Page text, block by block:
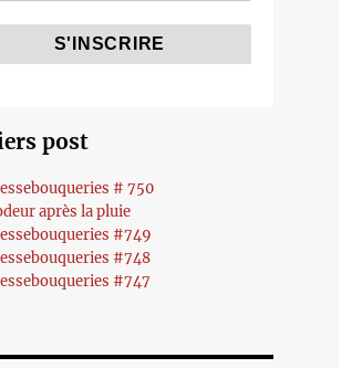
post
# 750
après la pluie
#749
#748
#747